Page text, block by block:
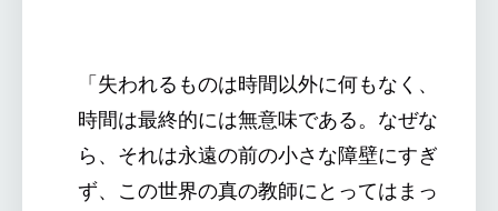
「失われるものは時間以外に何もなく、
時間は最終的には無意味である。なぜな
ら、それは永遠の前の小さな障壁にすぎ
ず、この世界の真の教師にとってはまっ